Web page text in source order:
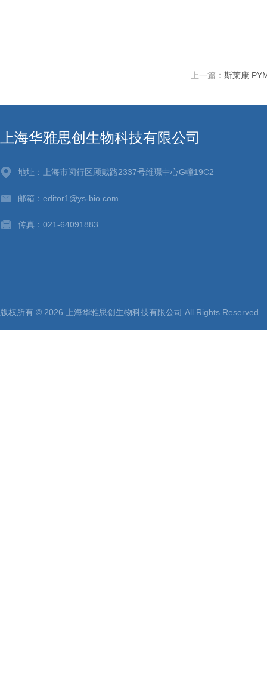
上一篇： 斯莱康
上海华雅思创生物科技有限公司
地址：上海市闵行区顾戴路2337号维璟中心G幢19C2
邮箱：editor1@ys-bio.com
传真：021-64091883
版权所有 © 2026 上海华雅思创生物科技有限公司 All Rights